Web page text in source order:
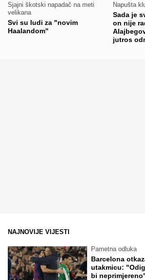
Sjajni škotski napadač na meti
velikana
Svi su ludi za "novim
Haalandom"
Napušta
Sada je
on nije
jutros
NAJNOVIJE VIJESTI
Pametna odluka
Barcelona
utakmicu:
bi